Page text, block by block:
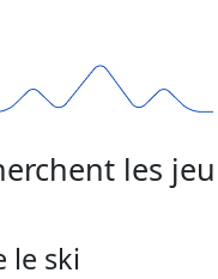
les
le ski